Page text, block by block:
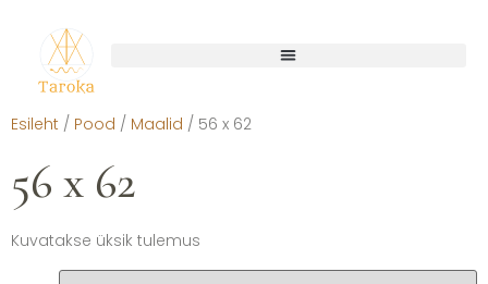
Esileht / Pood / Maalid / 56 x 62
56 x 62
Kuvatakse üksik tulemus